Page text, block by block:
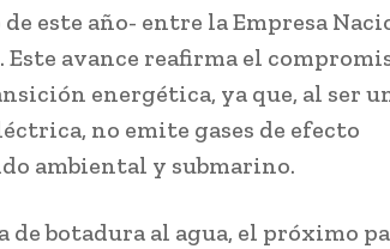
este año- entre la Empresa
Este avance reafirma el
energética, ya que, al ser
no emite gases de efecto
ambiental y submarino.
de botadura al agua, el próximo